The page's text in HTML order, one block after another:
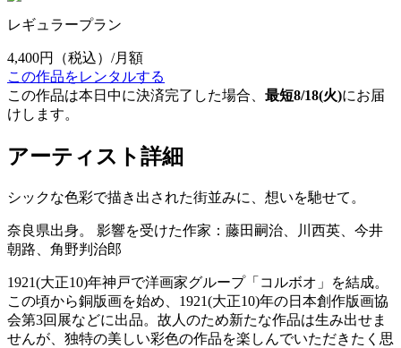
レギュラープラン
4,400円
（税込）/月額
この作品をレンタルする
この作品は本日中に決済完了した場合、 最短8/18(火)にお届
けします。
アーティスト詳細
シックな色彩で描き出された街並みに、想いを馳せて。
奈良県出身。 影響を受けた作家：藤田嗣治、川西英、今井
朝路、角野判治郎
1921(大正10)年神戸で洋画家グループ「コルボオ」を結成。
この頃から銅版画を始め、1921(大正10)年の日本創作版画協
会第3回展などに出品。故人のため新たな作品は生み出せま
せんが、独特の美しい彩色の作品を楽しんでいただきたく思